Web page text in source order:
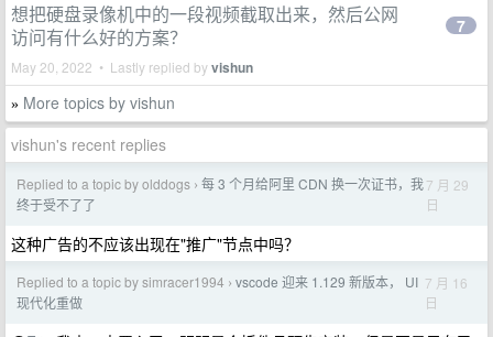
想把硬盘录像机中的一段视频截取出来，然后公网
访问有什么好的方案？
May 20, 2022 • Lastly replied byvishun
7
» More topics by vishun
vishun's recent replies
Replied to a topic by olddogs › 每 3 个月给阿里 CDN 换一次证书，我
终于受不了了
7 月 29
日
这种广告的不应该出现在"推广"节点中吗？
Replied to a topic by simracer1994 › vscode 迎来 1.129 新版本， UI
现代化重做
7 月 16
日